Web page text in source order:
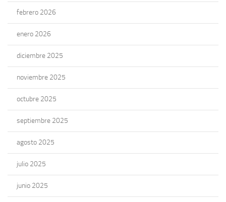
febrero 2026
enero 2026
diciembre 2025
noviembre 2025
octubre 2025
septiembre 2025
agosto 2025
julio 2025
junio 2025